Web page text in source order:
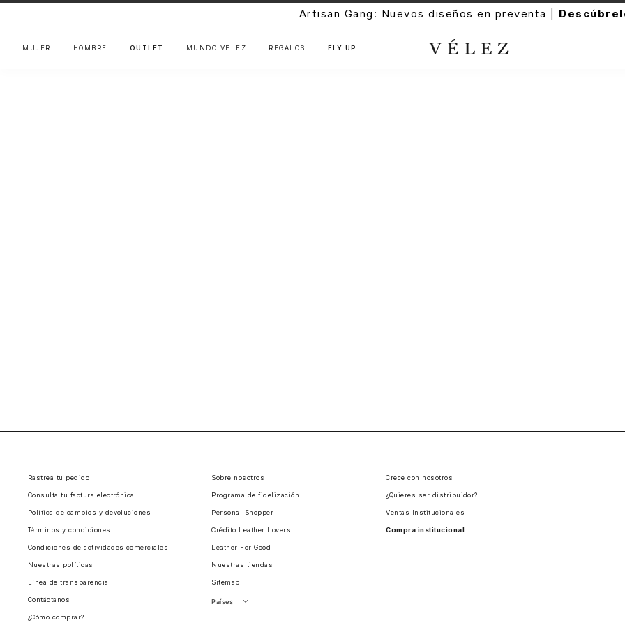
Artisan Gang: Nuevos diseños en preventa |
MUJER HOMBRE OUTLET MUNDO VÉLEZ REGALOS FLY UP
Rastrea tu pedido
Consulta tu factura electrónica
Política de cambios y devoluciones
Términos y condiciones
Condiciones de actividades comerciales
Nuestras políticas
Línea de transparencia
Contáctanos
¿Cómo comprar?
Sobre nosotros
Programa de fidelización
Personal Shopper
Crédito Leather Lovers
Leather For Good
Nuestras tiendas
Sitemap
Países
Crece con nosotros
¿Quieres ser distribuidor?
Ventas Institucionales
Compra institucional